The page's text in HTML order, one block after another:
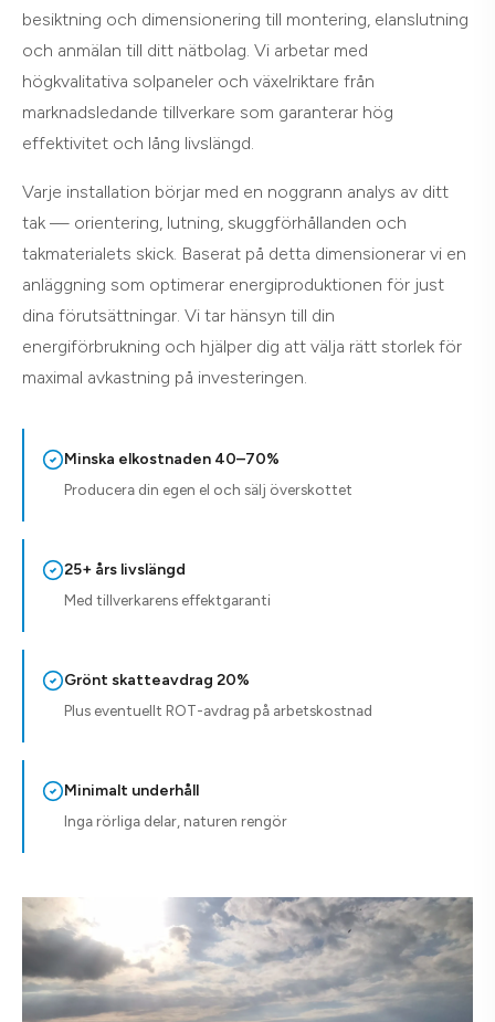
besiktning och dimensionering till montering, elanslutning
och anmälan till ditt nätbolag. Vi arbetar med
högkvalitativa solpaneler och växelriktare från
marknadsledande tillverkare som garanterar hög
effektivitet och lång livslängd.
Varje installation börjar med en noggrann analys av ditt
tak — orientering, lutning, skuggförhållanden och
takmaterialets skick. Baserat på detta dimensionerar vi en
anläggning som optimerar energiproduktionen för just
dina förutsättningar. Vi tar hänsyn till din
energiförbrukning och hjälper dig att välja rätt storlek för
maximal avkastning på investeringen.
Minska elkostnaden 40–70%
Producera din egen el och sälj överskottet
25+ års livslängd
Med tillverkarens effektgaranti
Grönt skatteavdrag 20%
Plus eventuellt ROT-avdrag på arbetskostnad
Minimalt underhåll
Inga rörliga delar, naturen rengör